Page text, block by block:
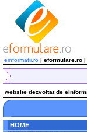
einformatii.ro | eformulare.ro |
website dezvoltat de
HOME